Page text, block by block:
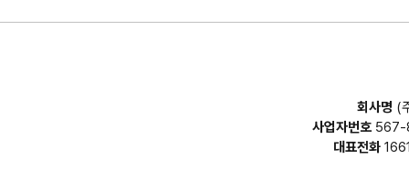
회사명 (
사업자번호567-
대표전화